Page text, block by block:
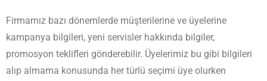
Firmamız bazı dönemlerde müşterilerine ve üyelerine
kampanya bilgileri, yeni servisler hakkında bilgiler,
promosyon teklifleri gönderebilir. Üyelerimiz bu gibi bilgileri
alıp almama konusunda her türlü seçimi üye olurken